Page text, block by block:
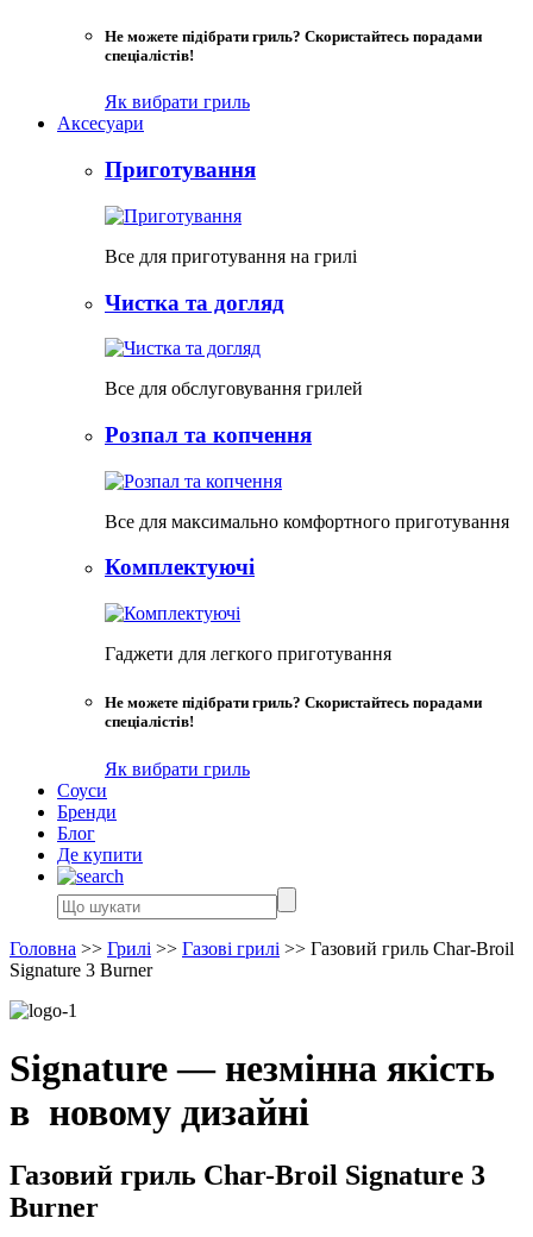
Не можете підібрати гриль? Скористайтесь порадами
спеціалістів!
Як вибрати гриль
Аксесуари
Приготування
Все для приготування на грилі
Чистка та догляд
Все для обслуговування грилей
Розпал та копчення
Все для максимально комфортного приготування
Комплектуючі
Гаджети для легкого приготування
Не можете підібрати гриль? Скористайтесь порадами
спеціалістів!
Як вибрати гриль
Соуси
Бренди
Блог
Де купити
Головна >> Грилі >> Газові грилі >> Газовий гриль Char-Broil
Signature 3 Burner
Signature — незмінна якість
в новому дизайні
Газовий гриль Char-Broil Signature 3
Burner